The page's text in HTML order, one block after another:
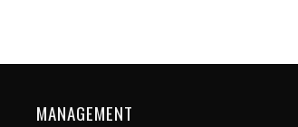
MANAGEMENT